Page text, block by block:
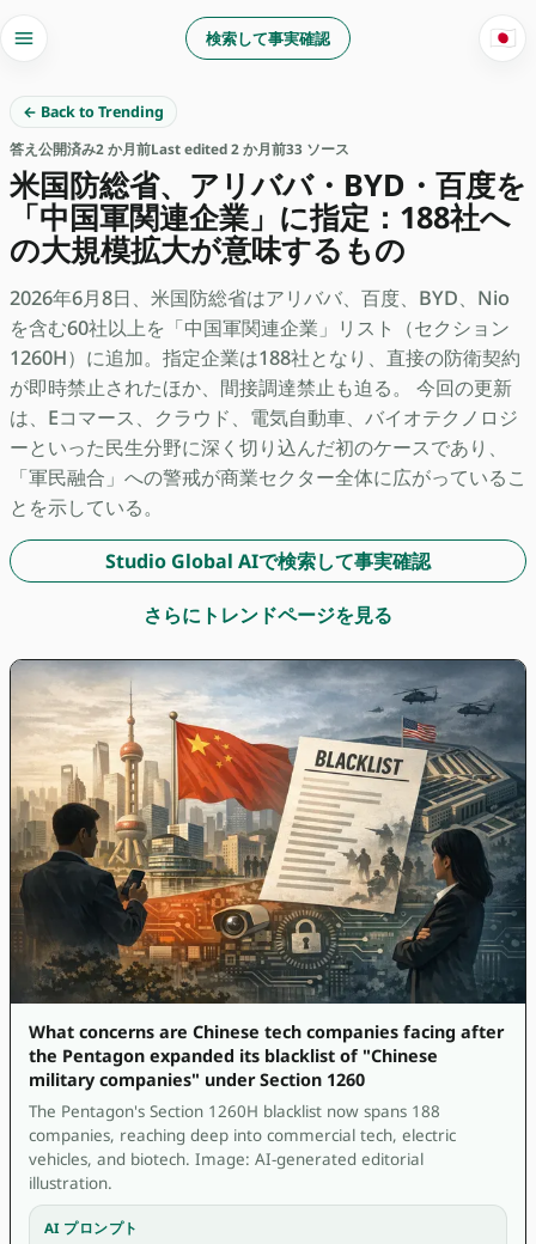
検索して事実確認 🇯🇵
← Back to Trending
答え 公開済み2 か月前Last edited 2 か月前33 ソース
米国防総省、アリババ・BYD・百度を
「中国軍関連企業」に指定：188社へ
の大規模拡大が意味するもの
2026年6月8日、米国防総省はアリババ、百度、BYD、Nio
を含む60社以上を「中国軍関連企業」リスト（セクション
1260H）に追加。指定企業は188社となり、直接の防衛契約
が即時禁止されたほか、間接調達禁止も迫る。 今回の更新
は、Eコマース、クラウド、電気自動車、バイオテクノロジ
ーといった民生分野に深く切り込んだ初のケースであり、
「軍民融合」への警戒が商業セクター全体に広がっているこ
とを示している。
Studio Global AIで検索して事実確認
さらにトレンドページを見る
What concerns are Chinese tech companies facing after
the Pentagon expanded its blacklist of "Chinese
military companies" under Section 1260
The Pentagon's Section 1260H blacklist now spans 188
companies, reaching deep into commercial tech, electric
vehicles, and biotech. Image: AI-generated editorial
illustration.
AI プロンプト